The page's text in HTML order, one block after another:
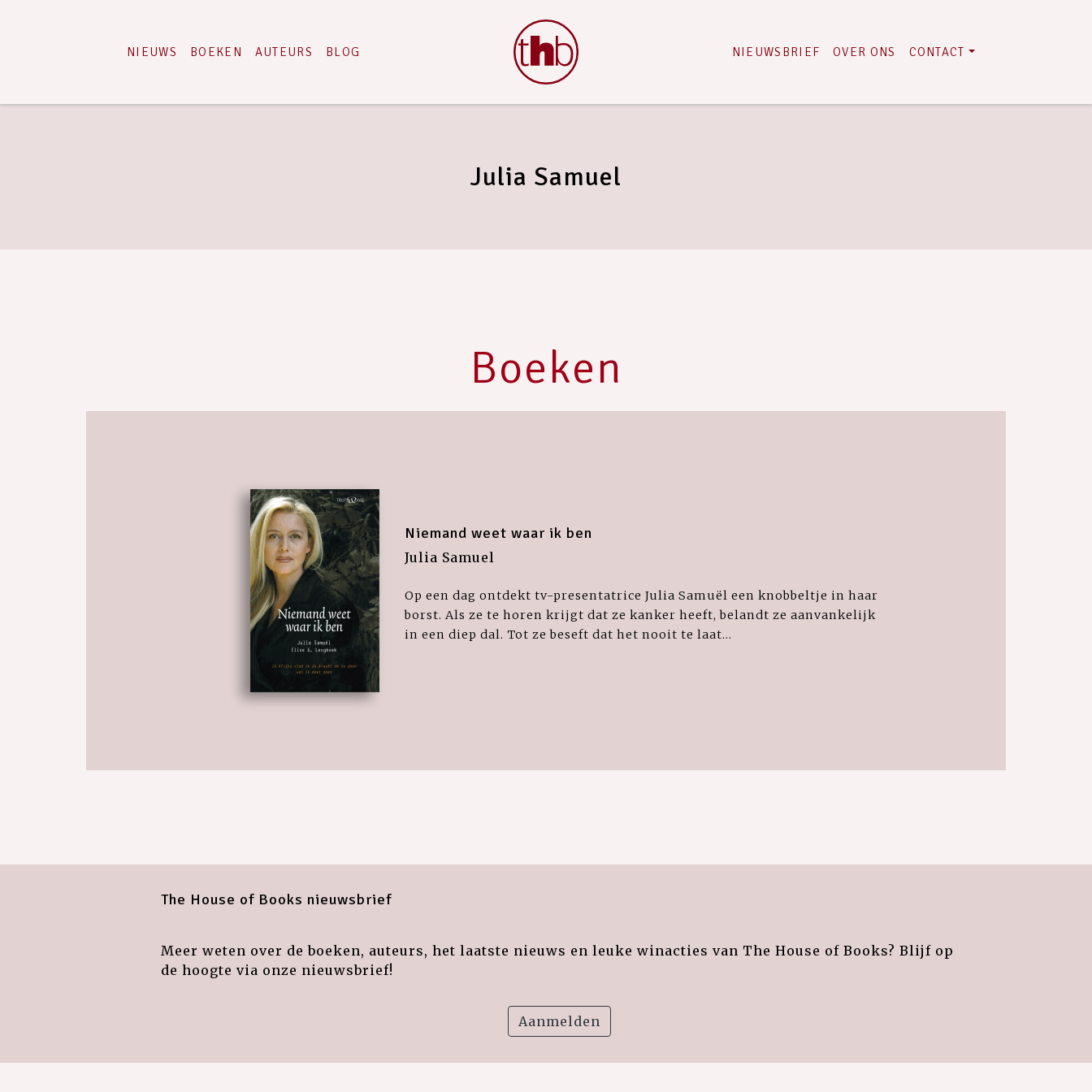
NIEUWS BOEKEN AUTEURS BLOG NIEUWSBRIEF OVER ONS CONTACT
Julia Samuel
Boeken
Niemand weet waar ik ben
Julia Samuel
Op een dag ontdekt tv-presentatrice Julia Samuël een knobbeltje in haar
borst. Als ze te horen krijgt dat ze kanker heeft, belandt ze aanvankelijk
in een diep dal. Tot ze beseft dat het nooit te laat...
The House of Books nieuwsbrief
Meer weten over de boeken, auteurs, het laatste nieuws en leuke winacties van The House of Books? Blijf op
de hoogte via onze nieuwsbrief!
Aanmelden